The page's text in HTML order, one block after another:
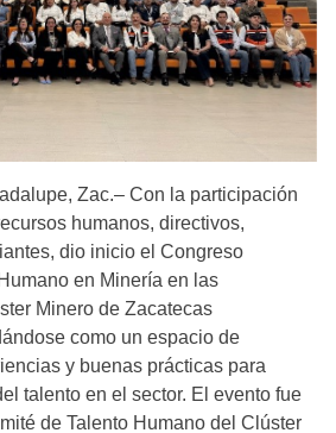
Zac.– Con la participación
humanos, directivos,
dio inicio el Congreso
en Minería en las
Minero de Zacatecas
como un espacio de
y buenas prácticas para
talento en el sector. El evento fue
de Talento Humano del Clúster